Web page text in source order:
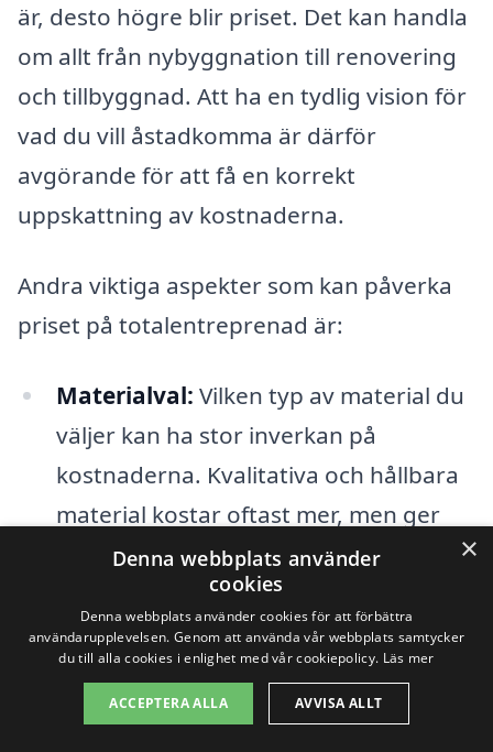
är, desto högre blir priset. Det kan handla
om allt från nybyggnation till renovering
och tillbyggnad. Att ha en tydlig vision för
vad du vill åstadkomma är därför
avgörande för att få en korrekt
uppskattning av kostnaderna.
Andra viktiga aspekter som kan påverka
priset på totalentreprenad är:
Materialval: Vilken typ av material du
väljer kan ha stor inverkan på
kostnaderna. Kvalitativa och hållbara
material kostar oftast mer, men ger
också bättre resultat på lång sikt.
Arbetstid:Om projektet kräver
specialiserade yrkesgrupper eller
längre tid för att slutföra, kan detta
också öka priset.
×
Denna webbplats använder
cookies
Denna webbplats använder cookies för att förbättra
användarupplevelsen. Genom att använda vår webbplats samtycker
du till alla cookies i enlighet med vår cookiepolicy. Läs mer
ACCEPTERA ALLA AVVISA ALLT